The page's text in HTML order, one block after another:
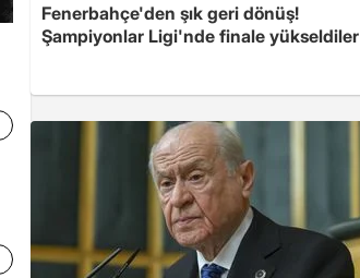
Fenerbahçe'den şık geri dönüş!
Şampiyonlar Ligi'nde finale yükseldiler